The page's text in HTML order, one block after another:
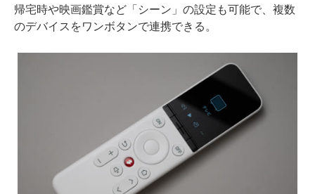
帰宅時や映画鑑賞など「シーン」の設定も可能で、複数
のデバイスをワンボタンで連携できる。